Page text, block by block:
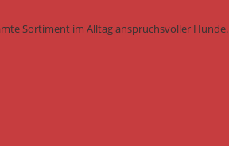
Sortiment im Alltag anspruchsvoller Hunde.